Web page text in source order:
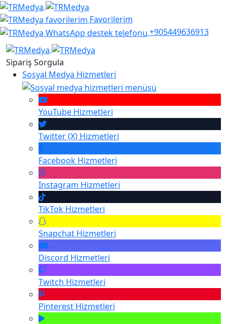
Favorilerim
+905449636913
Sipariş Sorgula
Sosyal Medya Hizmetleri
YouTube Hizmetleri
Twitter (X) Hizmetleri
Facebook Hizmetleri
Instagram Hizmetleri
TikTok Hizmetleri
Snapchat Hizmetleri
Discord Hizmetleri
Twitch Hizmetleri
Pinterest Hizmetleri